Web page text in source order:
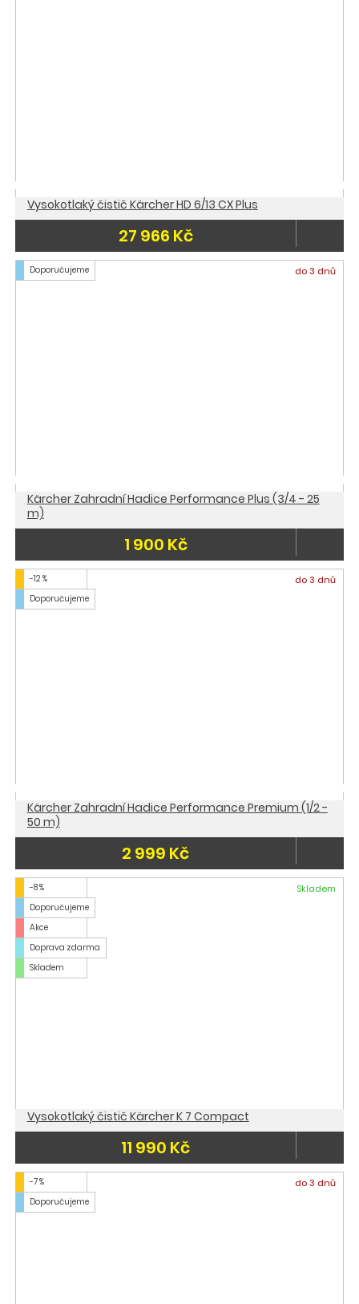
Vysokotlaký čistič Kärcher HD 6/13 CX Plus
27 966 Kč
Doporučujeme do 3 dnů
Kärcher Zahradní Hadice Performance Plus (3/4 - 25
m)
1 900 Kč
-12 %
Doporučujeme
do 3 dnů
Kärcher Zahradní Hadice Performance Premium (1/2 -
50 m)
2 999 Kč
-8 %
Doporučujeme
Akce
Doprava zdarma
Skladem
Skladem
Vysokotlaký čistič Kärcher K 7 Compact
11 990 Kč
-7 %
Doporučujeme
do 3 dnů